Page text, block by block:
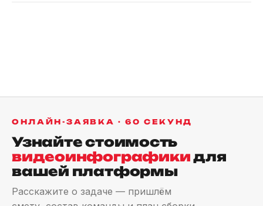
ОНЛАЙН-ЗАЯВКА · 60 СЕКУНД
Узнайте стоимость
видеоинфографикидля
вашей платформы
Расскажите о задаче — пришлём